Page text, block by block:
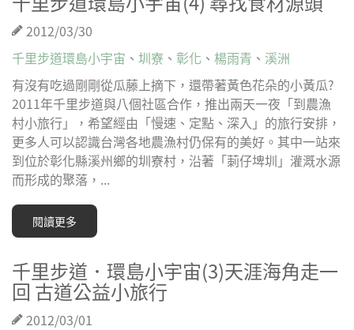
2012/03/30
千里步道環島小宇宙 、 圳寮 、 彰化 、 楊雨青 、 溪洲
有沒有吃過剛剛從瓜藤上摘下，還帶著黃色花朵的小黃瓜?
2011年千里步道與八個社區合作，推出兩天一夜「到農漁
村小旅行」，希望經由「慢速、定點、深入」的旅行安排，
更多人可以認識台灣各地農漁村仍保有的美好。其中一站來
到位於彰化縣溪州鄉的圳寮村，沿著「莿仔埤圳」灌溉水源
而形成的聚落，...
閱讀更多
千里步道．環島小宇宙(3)天涯海角走一
回 古道公益小旅行
2012/03/01